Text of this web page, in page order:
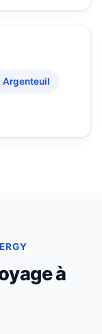
Argenteuil
à